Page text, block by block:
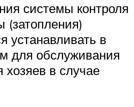
системы контроля
(затопления)
устанавливать в
для обслуживания
в случае